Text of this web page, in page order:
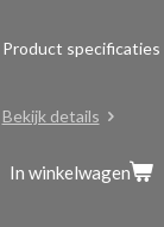
Product specificaties
Bekijk details
In winkelwagen